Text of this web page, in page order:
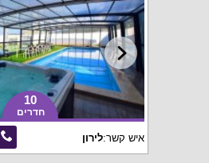
10
חדרים
איש קשר:לירון